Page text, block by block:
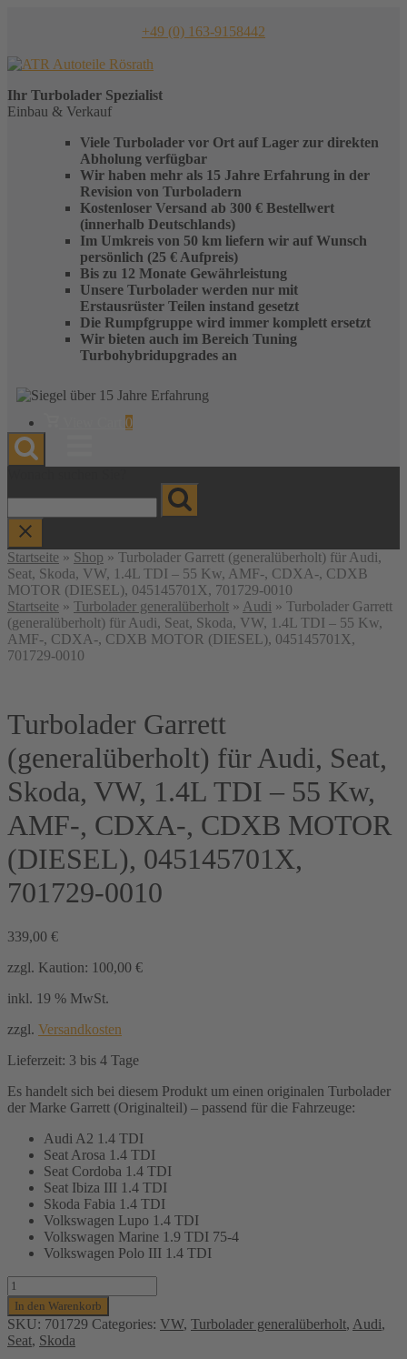
+49 (0) 163-9158442
Ihr Turbolader Spezialist
Einbau & Verkauf
Viele Turbolader vor Ort auf Lager zur direkten
Abholung verfügbar
Wir haben mehr als 15 Jahre Erfahrung in der
Revision von Turboladern
Kostenloser Versand ab 300 € Bestellwert
(innerhalb Deutschlands)
Im Umkreis von 50 km liefern wir auf Wunsch
persönlich (25 € Aufpreis)
Bis zu 12 Monate Gewährleistung
Unsere Turbolader werden nur mit
Erstausrüster Teilen instand gesetzt
Die Rumpfgruppe wird immer komplett ersetzt
Wir bieten auch im Bereich Tuning
Turbohybridupgrades an
anzeigen
0
Startseite » Shop » Turbolader Garrett (generalüberholt) für Audi,
Seat, Skoda, VW, 1.4L TDI – 55 Kw, AMF-, CDXA-, CDXB
MOTOR (DIESEL), 045145701X, 701729-0010
Startseite » Turbolader generalüberholt » Audi » Turbolader Garrett
(generalüberholt) für Audi, Seat, Skoda, VW, 1.4L TDI – 55 Kw,
AMF-, CDXA-, CDXB MOTOR (DIESEL), 045145701X,
701729-0010
Turbolader Garrett
(generalüberholt) für Audi, Seat,
Skoda, VW, 1.4L TDI – 55 Kw,
AMF-, CDXA-, CDXB MOTOR
(DIESEL), 045145701X,
701729-0010
339,00 €
zzgl. Kaution: 100,00 €
inkl. 19 % MwSt.
zzgl. Versandkosten
Lieferzeit: 3 bis 4 Tage
Es handelt sich bei diesem Produkt um einen originalen Turbolader
der Marke Garrett (Originalteil) – passend für die Fahrzeuge:
Audi A2 1.4 TDI
Seat Arosa 1.4 TDI
Seat Cordoba 1.4 TDI
Seat Ibiza III 1.4 TDI
Skoda Fabia 1.4 TDI
Volkswagen Lupo 1.4 TDI
Volkswagen Marine 1.9 TDI 75-4
Volkswagen Polo III 1.4 TDI
Turbolader
Garrett
(generalüberholt)
für
Audi,
In den Warenkorb
SKU: 701729 Categories: VW, Turbolader generalüberholt, Audi,
Seat, Skoda